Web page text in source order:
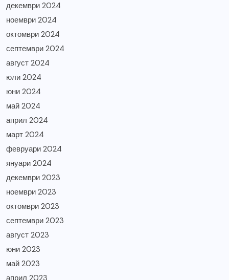
декември 2024
ноември 2024
октомври 2024
септември 2024
август 2024
юли 2024
юни 2024
май 2024
април 2024
март 2024
февруари 2024
януари 2024
декември 2023
ноември 2023
октомври 2023
септември 2023
август 2023
юни 2023
май 2023
април 2023